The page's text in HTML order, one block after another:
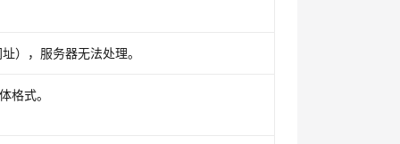
），服务器无法处理。
格式。